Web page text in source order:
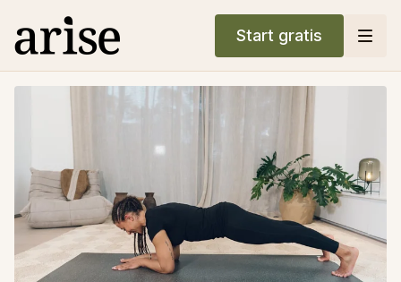
Start gratis